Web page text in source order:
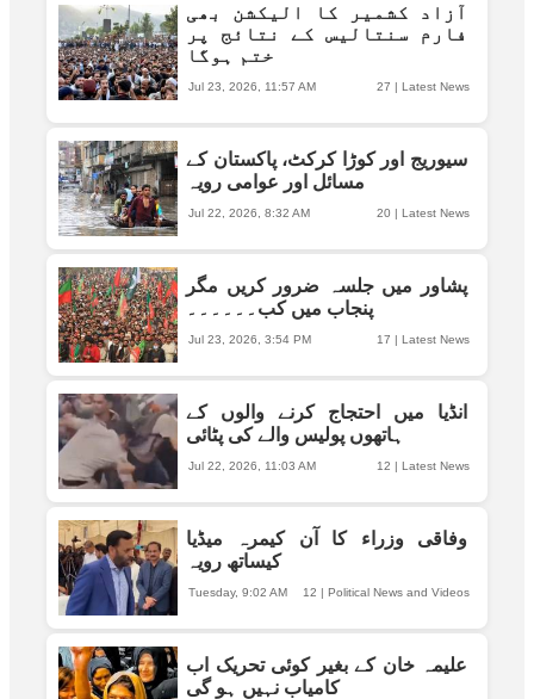
آزاد کشمیر کا الیکشن بھی
فارم سنتالیس کے نتائج پر
ختم ہوگا
27 | Latest News
Jul 23, 2026, 11:57 AM
سیوریج اور کوڑا کرکٹ، پاکستان کے
مسائل اور عوامی رویہ
20 | Latest News
Jul 22, 2026, 8:32 AM
پشاور میں جلسہ ضرور کریں مگر
پنجاب میں کب۔۔۔۔۔۔
17 | Latest News
Jul 23, 2026, 3:54 PM
انڈیا میں احتجاج کرنے والوں کے
ہاتھوں پولیس والے کی پٹائی
12 | Latest News
Jul 22, 2026, 11:03 AM
وفاقی وزراء کا آن کیمرہ میڈیا
کیساتھ رویہ
12 | Political News and Videos
Tuesday, 9:02 AM
علیمہ خان کے بغیر کوئی تحریک اب
کامیاب نہیں ہو گی